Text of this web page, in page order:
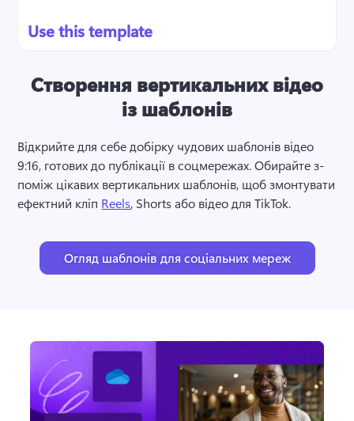
Створення вертикальних відео
із шаблонів
Відкрийте для себе добірку чудових шаблонів відео
9:16, готових до публікації в соцмережах. Обирайте з-
поміж цікавих вертикальних шаблонів, щоб змонтувати
ефектний кліп Reels, Shorts або відео для TikTok.
Огляд шаблонів для соціальних мереж
Use this template